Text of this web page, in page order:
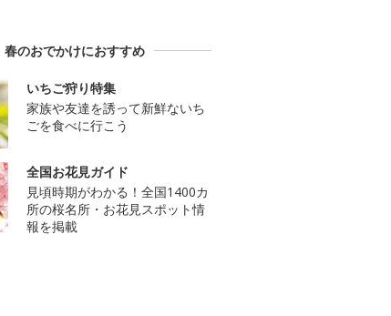
春のおでかけにおすすめ
いちご狩り特集
家族や友達を誘って新鮮ないち
ごを食べに行こう
全国お花見ガイド
見頃時期がわかる！全国1400カ
所の桜名所・お花見スポット情
報を掲載